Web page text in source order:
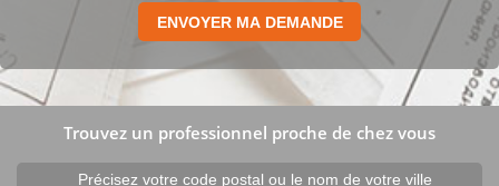
Trouvez un professionnel proche de chez vous